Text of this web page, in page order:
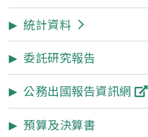
統計資料
委託研究報告
公務出國報告資訊網
預算及決算書